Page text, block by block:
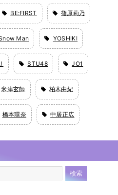
BE:FIRST 指原莉乃
Man YOSHIKI
STU48 JO1
米津玄師 柏木由紀
橋本環奈 中居正広